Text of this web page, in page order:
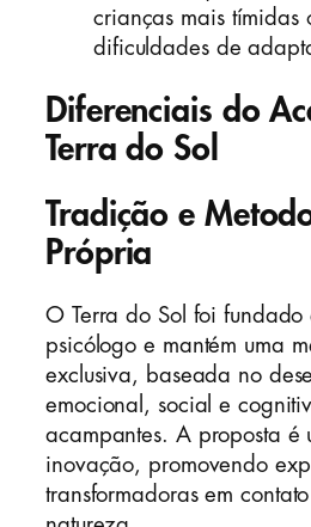
crianças mais tímidas
dificuldades de
Diferenciais do
Terra do Sol
Tradição e
Própria
O Terra do Sol foi
psicólogo e mantém uma
exclusiva, baseada no
emocional, social e
acampantes. A proposta é
inovação, promovendo
transformadoras em